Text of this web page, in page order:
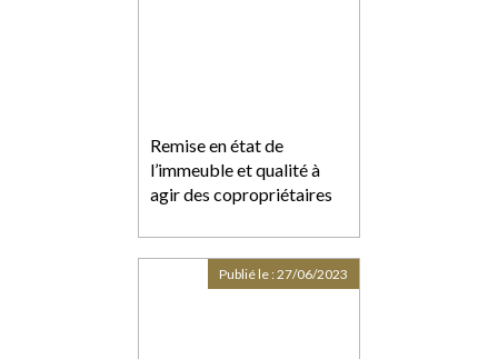
Remise en état de
l’immeuble et qualité à
agir des copropriétaires
Publié le :27/06/2023